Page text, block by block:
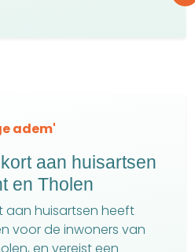
adem'
aan huisartsen
en Tholen
aan huisartsen heeft
voor de inwoners van
en vereist een